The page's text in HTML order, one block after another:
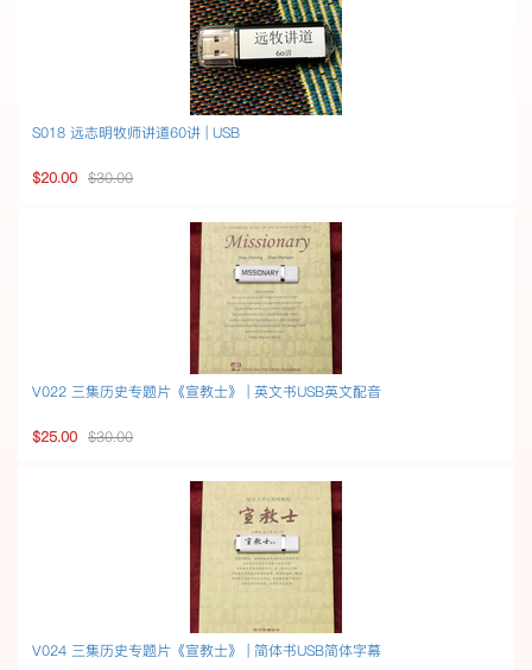
S018 远志明牧师讲道60讲 | USB
$20.00 $30.00
V022 三集历史专题片《宣教士》 | 英文书USB英文配音
$25.00 $30.00
V024 三集历史专题片《宣教士》 | 简体书USB简体字幕